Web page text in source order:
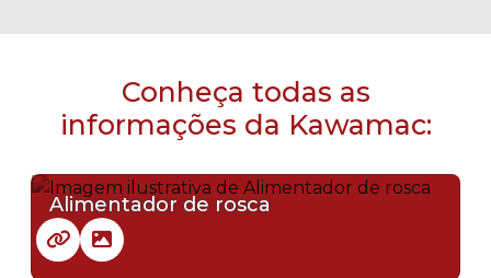
Conheça todas as
informações da Kawamac:
Alimentador de rosca